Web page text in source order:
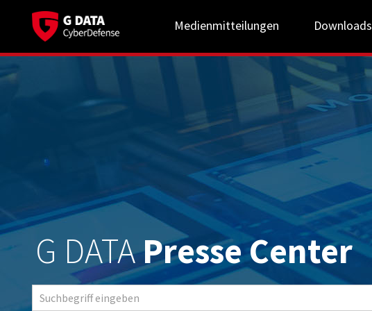
Medienmitteilungen Downloads
G DATAPresse Center